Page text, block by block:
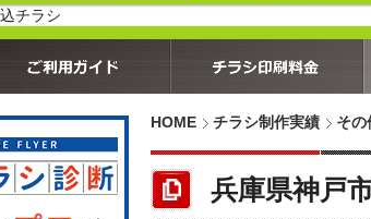
HOME チラシ制作実績 その
兵庫県神戸